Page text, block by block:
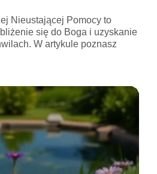
Nieustającej Pomocy to
się do Boga i uzyskanie
W artykule poznasz